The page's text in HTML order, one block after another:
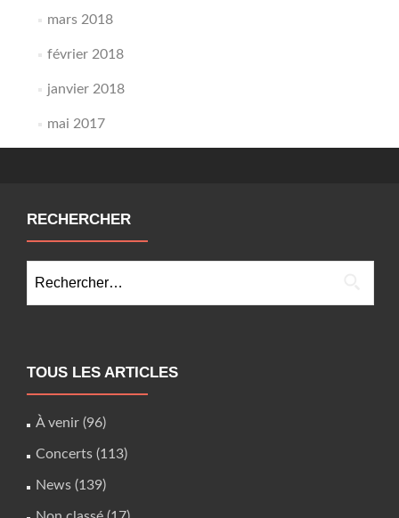
mars 2018
février 2018
janvier 2018
mai 2017
RECHERCHER
TOUS LES ARTICLES
À venir (96)
Concerts (113)
News (139)